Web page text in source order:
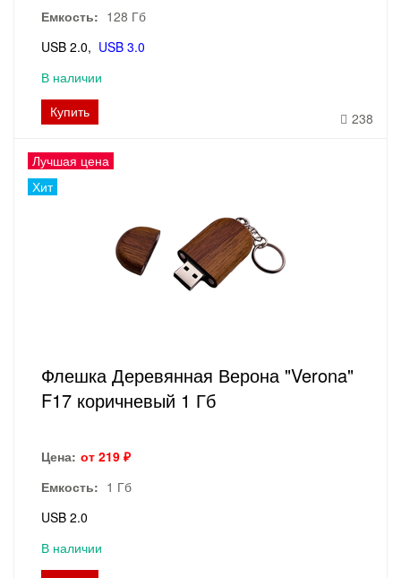
Емкость: 128 Гб
USB 2.0
USB 3.0
В наличии
Купить
238
Лучшая цена
Хит
Флешка Деревянная Верона "Verona"
F17 коричневый 1 Гб
Цена: от 219 ₽
Емкость: 1 Гб
USB 2.0
В наличии